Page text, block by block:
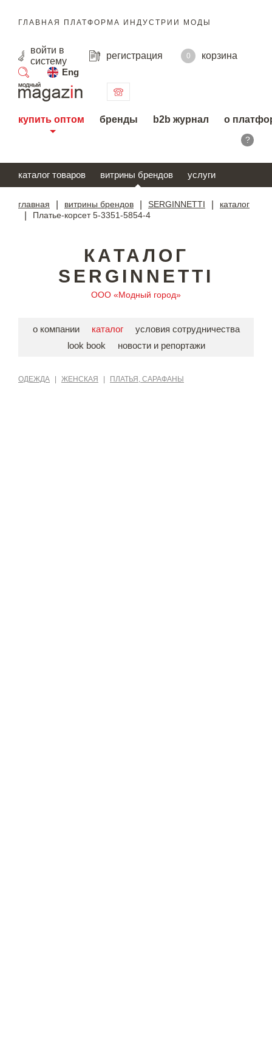
ГЛАВНАЯ ПЛАТФОРМА ИНДУСТРИИ МОДЫ
войти в
систему
регистрация 0
корзина
Eng
поиск
купить оптом бренды b2b журнал о
?
каталог товаров витрины брендов услуги
главная витрины брендов SERGINNETTI каталог
Платье-корсет 5-3351-5854-4
КАТАЛОГ
SERGINNETTI
ООО «Модный город»
о компании каталог
условия сотрудничества
look book
новости и репортажи
ОДЕЖДА ЖЕНСКАЯ ПЛАТЬЯ, САРАФАНЫ